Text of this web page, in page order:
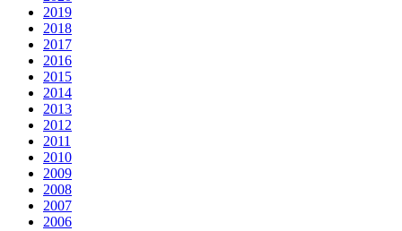
2019
2018
2017
2016
2015
2014
2013
2012
2011
2010
2009
2008
2007
2006